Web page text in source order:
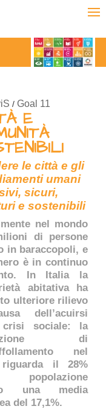
/ Goal 11
E
le città e gli
umani
sicuri,
e sostenibili
nel mondo
di persone
in baraccopoli, e
è in continuo
In Italia la
abitativa ha
ulteriore rilievo
dell’acuirsi
crisi sociale: la
di
nel
riguarda il 28%
popolazione
una media
del 17,1%.